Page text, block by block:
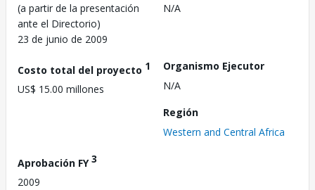
(a partir de la presentación
ante el Directorio)
23 de junio de 2009
N/A
Costo total del proyecto 1
US$ 15.00 millones
Organismo Ejecutor
N/A
Región
Western and Central Africa
Aprobación FY3
2009